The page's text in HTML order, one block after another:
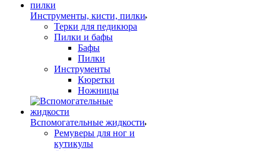
Инструменты, кисти, пилки
Терки для педикюра
Пилки и бафы
Бафы
Пилки
Инструменты
Кюретки
Ножницы
Вспомогательные жидкости
Ремуверы для ног и
кутикулы